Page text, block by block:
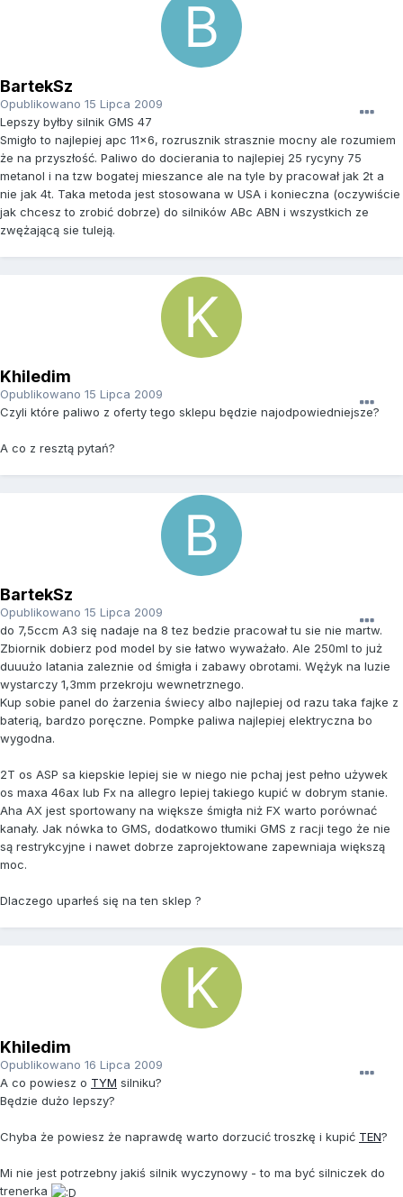
BartekSz
Opublikowano 15 Lipca 2009
Lepszy byłby silnik GMS 47
Smigło to najlepiej apc 11x6, rozrusznik strasznie mocny ale rozumiem
że na przyszłość. Paliwo do docierania to najlepiej 25 rycyny 75
metanol i na tzw bogatej mieszance ale na tyle by pracował jak 2t a
nie jak 4t. Taka metoda jest stosowana w USA i konieczna (oczywiście
jak chcesz to zrobić dobrze) do silników ABc ABN i wszystkich ze
zwężającą sie tuleją.
Khiledim
Opublikowano 15 Lipca 2009
Czyli które paliwo z oferty tego sklepu będzie najodpowiedniejsze?
A co z resztą pytań?
BartekSz
Opublikowano 15 Lipca 2009
do 7,5ccm A3 się nadaje na 8 tez bedzie pracował tu sie nie martw.
Zbiornik dobierz pod model by sie łatwo wyważało. Ale 250ml to już
duuużo latania zaleznie od śmigła i zabawy obrotami. Wężyk na luzie
wystarczy 1,3mm przekroju wewnetrznego.
Kup sobie panel do żarzenia świecy albo najlepiej od razu taka fajke z
baterią, bardzo poręczne. Pompke paliwa najlepiej elektryczna bo
wygodna.
2T os ASP sa kiepskie lepiej sie w niego nie pchaj jest pełno używek
os maxa 46ax lub Fx na allegro lepiej takiego kupić w dobrym stanie.
Aha AX jest sportowany na większe śmigła niż FX warto porównać
kanały. Jak nówka to GMS, dodatkowo tłumiki GMS z racji tego że nie
są restrykcyjne i nawet dobrze zaprojektowane zapewniaja większą
moc.
Dlaczego uparłeś się na ten sklep ?
Khiledim
Opublikowano 16 Lipca 2009
A co powiesz o TYM silniku?
Będzie dużo lepszy?
Chyba że powiesz że naprawdę warto dorzucić troszkę i kupić TEN?
Mi nie jest potrzebny jakiś silnik wyczynowy - to ma być silniczek do
trenerka